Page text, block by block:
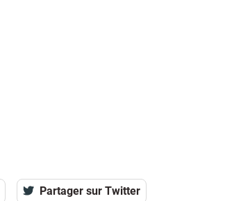
Partager sur Twitter